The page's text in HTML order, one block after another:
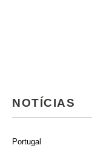
NOTÍCIAS
Portugal